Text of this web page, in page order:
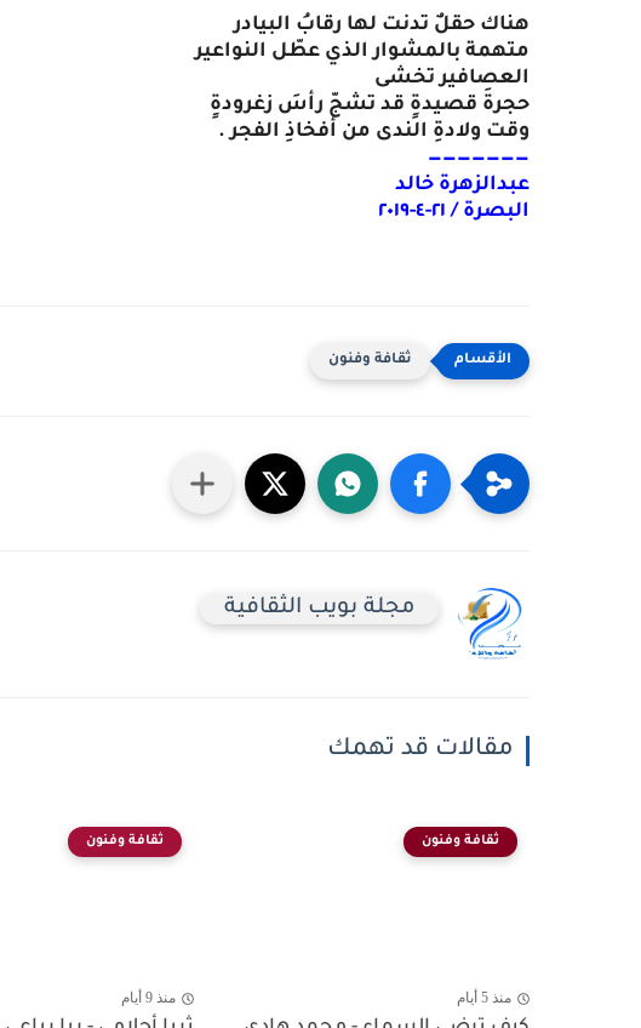
هناك حقلٌ تدنت لها رقابُ البيادر
متهمة بالمشوار الذي عطّل النواعير
العصافير تخشى
حجرةَ قصيدةٍ قد تشجّ رأسَ زغرودةٍ
وقت ولادةِ الندى من أفخاذِ الفجر.
———————
عبدالزهرة خالد
البصرة / ٢١-٤-٢٠١٩
ثقافة وفنون
مجلة بويب الثقافية
مقالات قد تهمك
ثقافة وفنون
منذ 5 أيام
ثقافة وفنون
منذ 9 أيام